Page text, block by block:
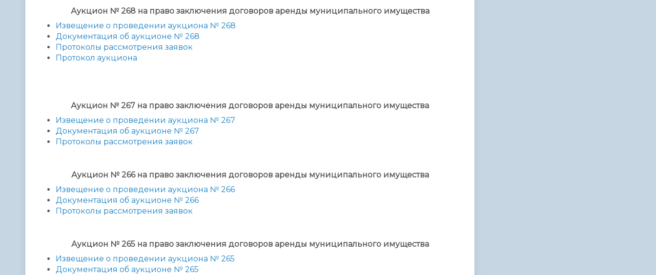
Аукцион № 268 на право заключения договоров аренды муниципального имущества
Извещение о проведении аукциона № 268
Документация об аукционе № 268
Протоколы рассмотрения заявок
Протокол аукциона
Аукцион № 267 на право заключения договоров аренды муниципального имущества
Извещение о проведении аукциона № 267
Документация об аукционе № 267
Протоколы рассмотрения заявок
Аукцион № 266 на право заключения договоров аренды муниципального имущества
Извещение о проведении аукциона № 266
Документация об аукционе № 266
Протоколы рассмотрения заявок
Аукцион № 265 на право заключения договоров аренды муниципального имущества
Извещение о проведении аукциона № 265
Документация об аукционе № 265